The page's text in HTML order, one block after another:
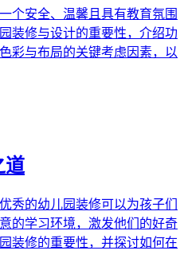
个安全、温馨且具有教育氛围
装修与设计的重要性，介绍功
彩与布局的关键考虑因素，以
道
秀的幼儿园装修可以为孩子们
的学习环境，激发他们的好奇
装修的重要性，并探讨如何在